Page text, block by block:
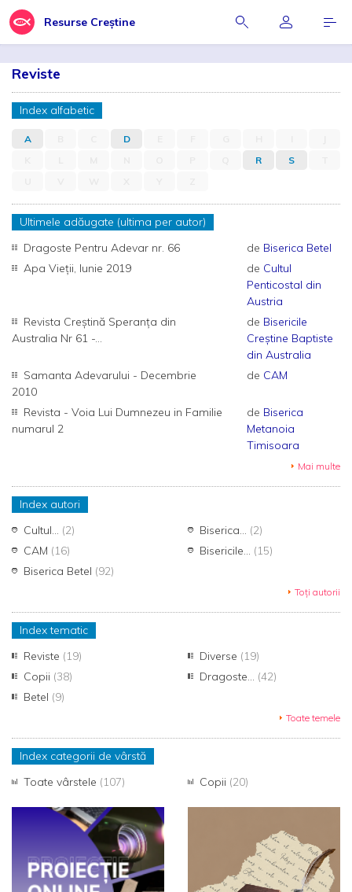
Resurse Creștine
Reviste
Index alfabetic
A D
R S
Ultimele adăugate (ultima per autor)
Dragoste Pentru Adevar nr. 66
de Biserica Betel
Apa Vieții, Iunie 2019
de Cultul
Penticostal din
Austria
Revista Creștină Speranța din
Australia Nr 61 -...
de Bisericile
Creștine Baptiste
din Australia
Samanta Adevarului - Decembrie
2010
de CAM
Revista - Voia Lui Dumnezeu in Familie
numarul 2
de Biserica
Metanoia
Timisoara
Mai multe
Index autori
Cultul... (2) Biserica... (2)
CAM (16) Bisericile... (15)
Biserica Betel (92)
Toți autorii
Index tematic
Reviste (19) Diverse (19)
Copii (38) Dragoste... (42)
Betel (9)
Toate temele
Index categorii de vârstă
Toate vârstele (107) Copii (20)